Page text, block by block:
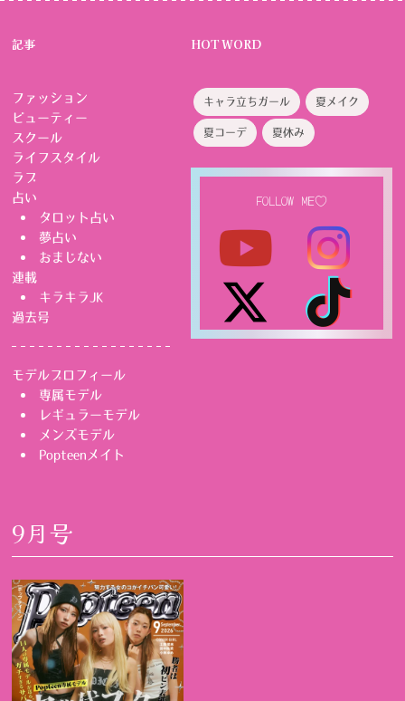
記事
ファッション
ビューティー
スクール
ライフスタイル
ラブ
占い
タロット占い
夢占い
おまじない
連載
キラキラJK
過去号
モデルプロフィール
専属モデル
レギュラーモデル
メンズモデル
Popteenメイト
HOT WORD
キャラ立ちガール 夏メイク
夏コーデ 夏休み
FOLLOW ME♡
9月号